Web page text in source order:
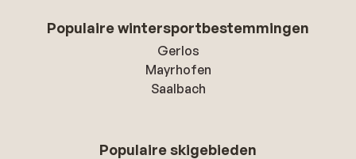
Populaire wintersportbestemmingen
Gerlos
Mayrhofen
Saalbach
Populaire skigebieden